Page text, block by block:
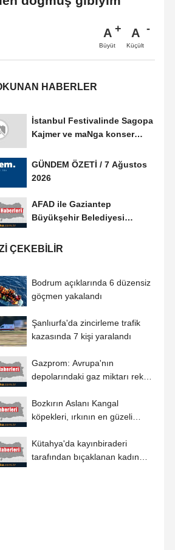
A
Büyüt
A
Küçült
HABERLER
İstanbul Festivalinde Sagopa
Kajmer ve maNga konser
GÜNDEM ÖZETİ / 7 Ağustos
2026
AFAD ile Gaziantep
Büyükşehir Belediyesi
ÇEKEBILIR
Bodrum açıklarında 6 düzensiz
göçmen yakalandı
Şanlıurfa'da zincirleme trafik
kazasında 7 kişi yaralandı
Gazprom: Avrupa'nın
depolarındaki gaz miktarı rekor
Bozkırın Aslanı Kangal
köpekleri, ırkının en güzeli
Kütahya'da kayınbiraderi
tarafından bıçaklanan kadın